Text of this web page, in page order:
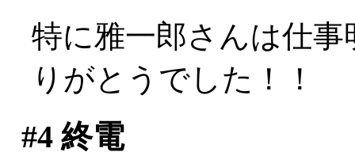
特に雅一郎さんは仕
りがとうでした！！
#4終電